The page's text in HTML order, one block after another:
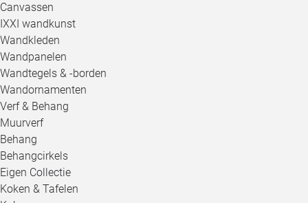
Canvassen
IXXI wandkunst
Wandkleden
Wandpanelen
Wandtegels & -borden
Wandornamenten
Verf & Behang
Muurverf
Behang
Behangcirkels
Eigen Collectie
Koken & Tafelen